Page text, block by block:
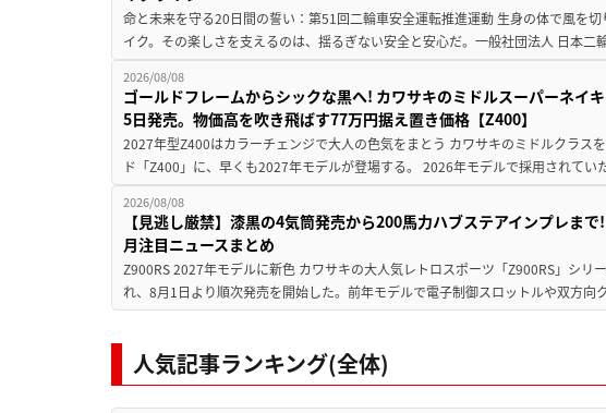
命と未来を守る20日間の誓い：第51回二輪車安全運転推進運動 生身の体で風を
イク。その楽しさを支えるのは、揺るぎない安全と安心だ。一般社団法人 日本
2026/08/08
ゴールドフレームからシックな黒へ! カワサキのミドルスーパーネイ
5日発売。物価高を吹き飛ばす77万円据え置き価格【Z400】
2027年型Z400はカラーチェンジで大人の色気をまとう カワサキのミドルクラス
ド「Z400」に、早くも2027年モデルが登場する。 2026年モデルで採用されて
2026/08/08
【見逃し厳禁】漆黒の4気筒発売から200馬力ハブステアインプレま
月注目ニュースまとめ
Z900RS 2027年モデルに新色 カワサキの大人気レトロスポーツ「Z900RS」シリ
れ、8月1日より順次発売を開始した。前年モデルで電子制御スロットルや双方向
人気記事ランキング(全体)